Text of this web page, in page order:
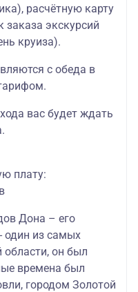
расчётную карту
экскурсий
круиза).
с обеда в
вас будет ждать
плату:
Дона – его
один из самых
области, он был
времена был
городом Золотой